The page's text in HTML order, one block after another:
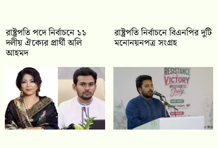
রাষ্ট্রপতি পদে নির্বাচনে ১১
দলীয় ঐক্যের প্রার্থী অলি
আহমদ
রাষ্ট্রপতি নির্বাচনে বিএনপির দুটি
মনোনয়নপত্র সংগ্রহ